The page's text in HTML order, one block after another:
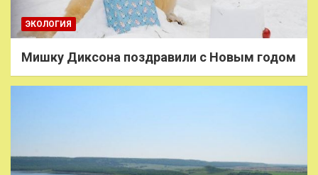
ЭКОЛОГИЯ
Мишку Диксона поздравили с Новым годом